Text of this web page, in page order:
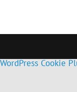
WordPress Cookie